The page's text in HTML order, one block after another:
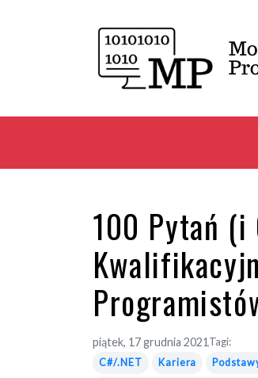
100 Pytań (i
piątek, 17 grudnia 2021 Tagi:
C#/.NET Kariera